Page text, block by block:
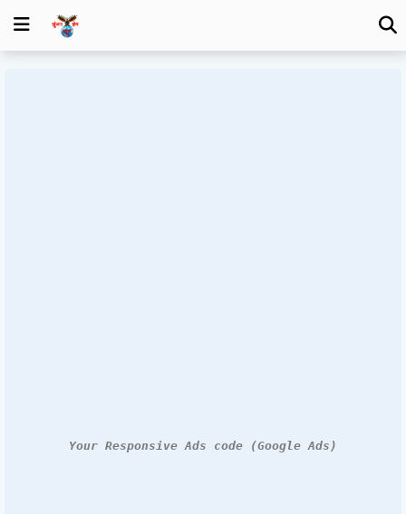
Your Responsive Ads code (Google Ads)